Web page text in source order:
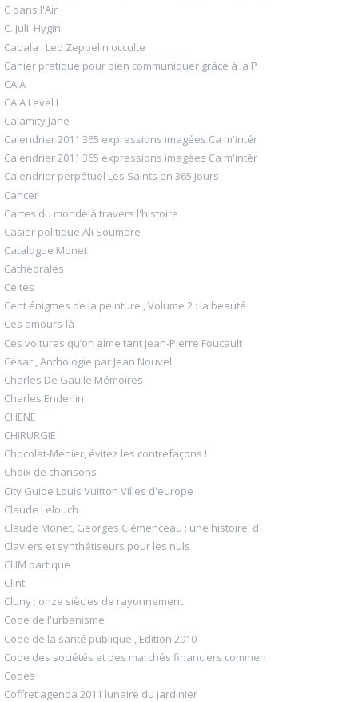
C dans l'Air
C. Julii Hygini
Cabala : Led Zeppelin occulte
Cahier pratique pour bien communiquer grâce à la P
CAIA
CAIA Level I
Calamity Jane
Calendrier 2011 365 expressions imagées Ca m'intér
Calendrier 2011 365 expressions imagées Ca m'intér
Calendrier perpétuel Les Saints en 365 jours
Cancer
Cartes du monde à travers l'histoire
Casier politique Ali Soumare
Catalogue Monet
Cathédrales
Celtes
Cent énigmes de la peinture , Volume 2 : la beauté
Ces amours-là
Ces voitures qu’on aime tant Jean-Pierre Foucault
César , Anthologie par Jean Nouvel
Charles De Gaulle Mémoires
Charles Enderlin
CHENE
CHIRURGIE
Chocolat-Menier, évitez les contrefaçons !
Choix de chansons
City Guide Louis Vuitton Villes d'europe
Claude Lelouch
Claude Monet, Georges Clémenceau : une histoire, d
Claviers et synthétiseurs pour les nuls
CLIM partique
Clint
Cluny : onze siècles de rayonnement
Code de l'urbanisme
Code de la santé publique , Edition 2010
Code des sociétés et des marchés financiers commen
Codes
Coffret agenda 2011 lunaire du jardinier